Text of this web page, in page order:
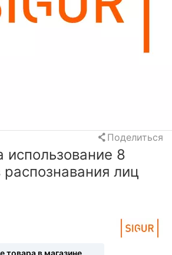
Поделиться
использование 8
лиц
товара в магазине